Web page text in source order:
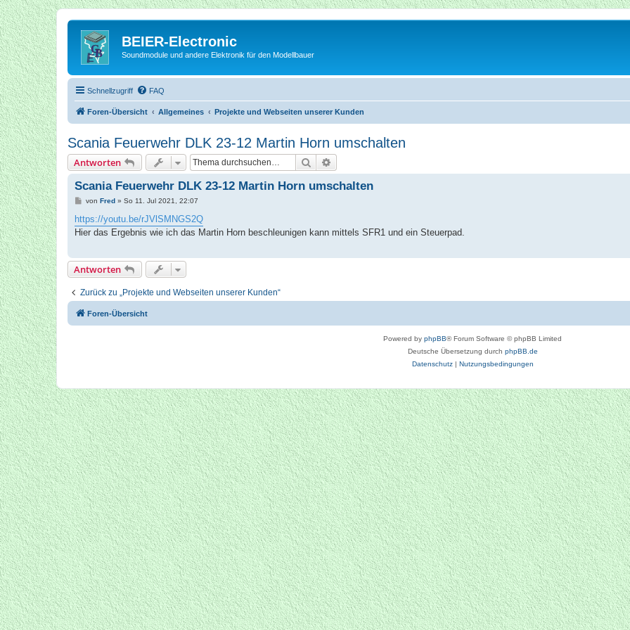
BEIER-Electronic
Soundmodule und andere Elektronik für den Modellbauer
Schnellzugriff FAQ
Foren-Übersicht Allgemeines Projekte und Webseiten unserer Kunden
Scania Feuerwehr DLK 23-12 Martin Horn umschalten
Antworten Suche
Scania Feuerwehr DLK 23-12 Martin Horn umschalten
B
i
t
r
von Fred» So 11. Jul 2021, 22:07
https://youtu.be/rJVlSMNGS2Q
Hier das Ergebnis wie ich das Martin Horn beschleunigen kann mittels SFR1 und ein Steuerpad.
Antworten
Zurück zu „Projekte und Webseiten unserer Kunden“
Foren-Übersicht
Powered by phpBB® Forum Software © phpBB Limited
Deutsche Übersetzung durch phpBB.de
Datenschutz| Nutzungsbedingungen